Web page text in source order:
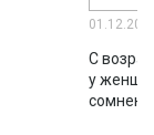
С
у